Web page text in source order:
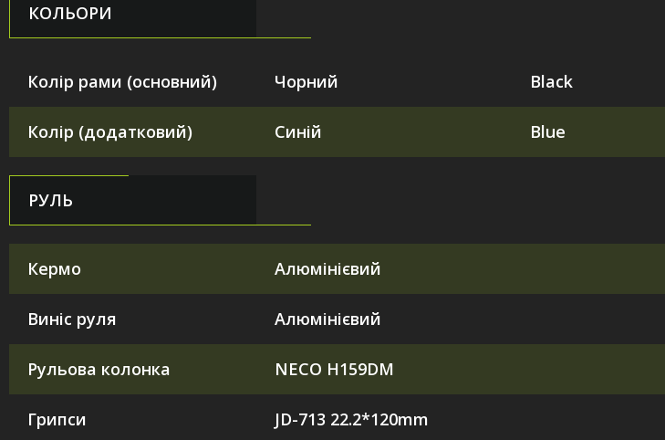
КОЛЬОРИ
Колір рами (основний) Чорний Black
Колір (додатковий) Синій Blue
РУЛЬ
Кермо Алюмінієвий
Виніс руля Алюмінієвий
Рульова колонка NECO H159DM
Грипси JD-713 22.2*120mm